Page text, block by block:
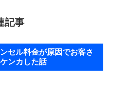
記事
セル料金が原因でお客さ
ンカした話